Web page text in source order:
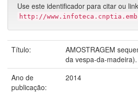
Use este identificador para citar ou
http://
Título:
AMOSTRAGEM
da vespa-da-madeira).
Ano de
publicação:
2014